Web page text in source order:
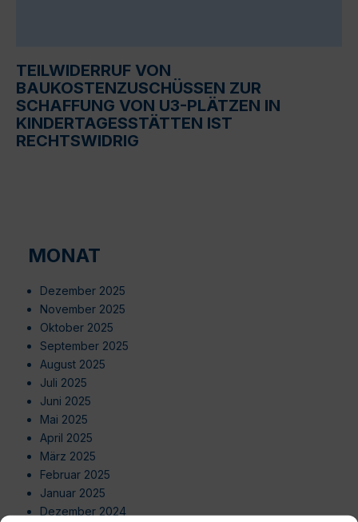
TEILWIDERRUF VON
BAUKOSTENZUSCHÜSSEN ZUR
SCHAFFUNG VON U3-PLÄTZEN IN
KINDERTAGESSTÄTTEN IST
RECHTSWIDRIG
MONAT
Dezember 2025
November 2025
Oktober 2025
September 2025
August 2025
Juli 2025
Juni 2025
Mai 2025
April 2025
März 2025
Februar 2025
Januar 2025
Dezember 2024